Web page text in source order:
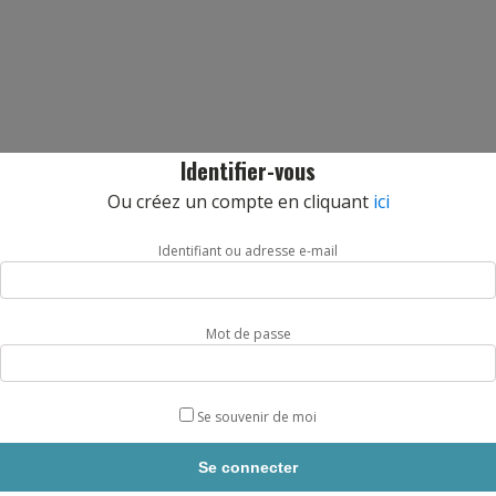
Identifier-vous
Ou créez un compte en cliquant ici
Identifiant ou adresse e-mail
Mot de passe
Se souvenir de moi